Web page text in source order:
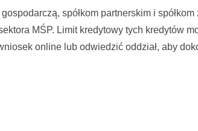
spółkom partnerskim i spółkom
MŚP. Limit kredytowy tych kredytów
online lub odwiedzić oddział, aby